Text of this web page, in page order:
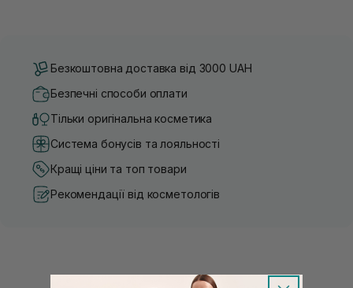
Безкоштовна доставка від 3000 UAH
Безпечні способи оплати
Тільки оригінальна косметика
Система бонусів та лояльності
Кращі ціни та топ товари
Рекомендації від косметологів